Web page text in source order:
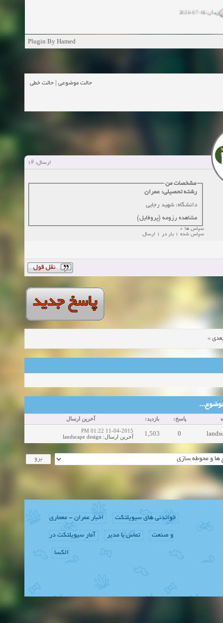
زمان:10-13-2024
زمان:10-11-2024
Plugin By Hamed
حالت موضوعی حالت خطی
ارسال: #1
مشخصات من
رشته تحصیلی: عمران
دانشگاه: شهید رجایی
مشاهده رزومه (پروفایل)
سپاس ها 0
سپاس شده 1 بار در 1 ارسال
»
پاسخ: بازدید: آخرین ارسال
0
1,503
11-04-2015 01:22 PM
آخرین ارسال:
landscape design
خواندنی های سیویلتکت اخبار عمران - معماری
و صنعت تماس با مدیر آمار سیویلتکت در
الکسا